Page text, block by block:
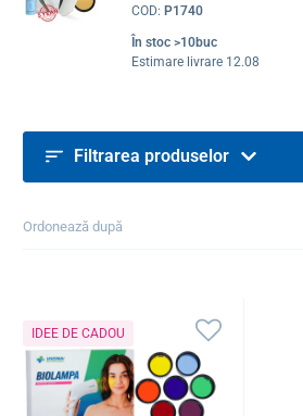
COD: P1740
În stoc >10buc
Estimare livrare 12.08
Filtrarea produselor
Ordonează după
IDEE DE CADOU